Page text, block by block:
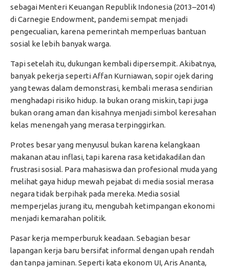
sebagai Menteri Keuangan Republik Indonesia (2013–2014)
di Carnegie Endowment, pandemi sempat menjadi
pengecualian, karena pemerintah memperluas bantuan
sosial ke lebih banyak warga.
Tapi setelah itu, dukungan kembali dipersempit. Akibatnya,
banyak pekerja seperti Affan Kurniawan, sopir ojek daring
yang tewas dalam demonstrasi, kembali merasa sendirian
menghadapi risiko hidup. Ia bukan orang miskin, tapi juga
bukan orang aman dan kisahnya menjadi simbol keresahan
kelas menengah yang merasa terpinggirkan.
Protes besar yang menyusul bukan karena kelangkaan
makanan atau inflasi, tapi karena rasa ketidakadilan dan
frustrasi sosial. Para mahasiswa dan profesional muda yang
melihat gaya hidup mewah pejabat di media sosial merasa
negara tidak berpihak pada mereka. Media sosial
memperjelas jurang itu, mengubah ketimpangan ekonomi
menjadi kemarahan politik.
Pasar kerja memperburuk keadaan. Sebagian besar
lapangan kerja baru bersifat informal dengan upah rendah
dan tanpa jaminan. Seperti kata ekonom UI, Aris Ananta,